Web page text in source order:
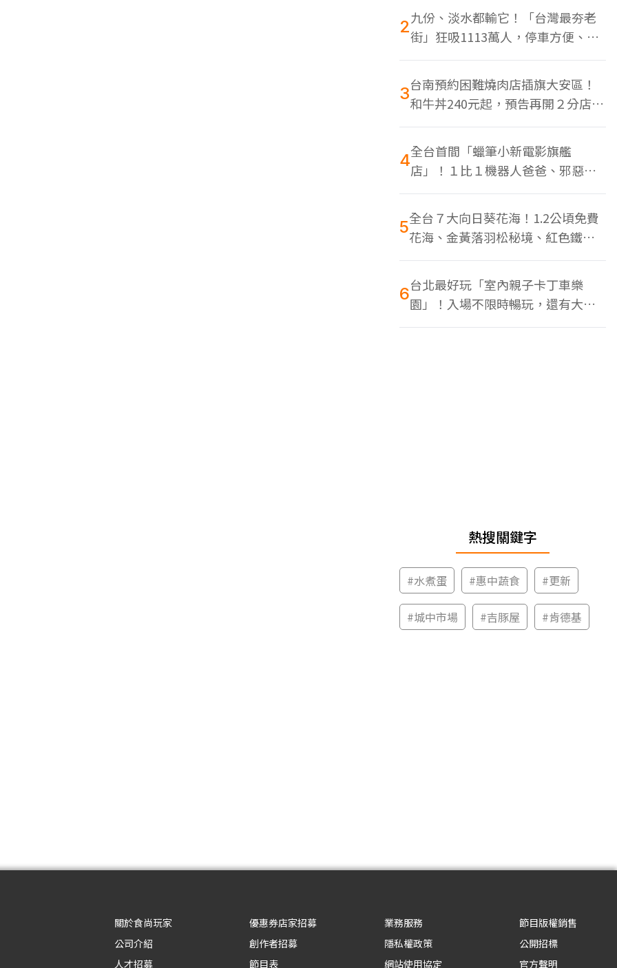
2九份、淡水都輸它！「台灣最夯老
街」狂吸1113萬人，停車方便、特
色美食多
3台南預約困難燒肉店插旗大安區！
和牛丼240元起，預告再開２分店、
地點曝光
4全台首間「蠟筆小新電影旗艦
店」！１比１機器人爸爸、邪惡正
男，百款周邊買翻
5全台７大向日葵花海！1.2公頃免費
花海、金黃落羽松秘境、紅色鐵橋
同框
6台北最好玩「室內親子卡丁車樂
園」！入場不限時暢玩，還有大螢
幕Switch遊戲區
熱搜關鍵字
#水煮蛋 #惠中蔬食 #更新
#城中市場 #吉豚屋 #肯德基
關於食尚玩家
公司介紹
人才招募
優惠券店家招募
創作者招募
節目表
業務服務
隱私權政策
網站使用協定
節目版權銷售
公開招標
官方聲明